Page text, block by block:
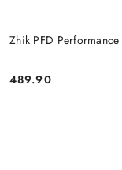
Zhik PFD
Cena:
489.90